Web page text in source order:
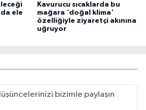
ele
Kavurucu sıcaklarda bu
mağara 'doğal klima'
özelliğiyle ziyaretçi akınına
uğruyor